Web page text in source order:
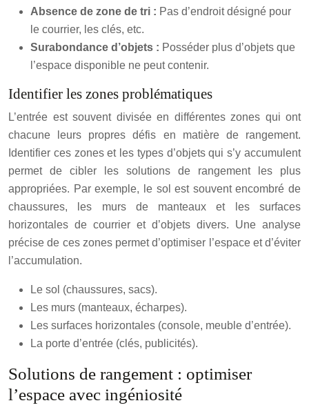
Absence de zone de tri : Pas d’endroit désigné pour
le courrier, les clés, etc.
Surabondance d’objets : Posséder plus d’objets que
l’espace disponible ne peut contenir.
Identifier les zones problématiques
L’entrée est souvent divisée en différentes zones qui ont
chacune leurs propres défis en matière de rangement.
Identifier ces zones et les types d’objets qui s’y accumulent
permet de cibler les solutions de rangement les plus
appropriées. Par exemple, le sol est souvent encombré de
chaussures, les murs de manteaux et les surfaces
horizontales de courrier et d’objets divers. Une analyse
précise de ces zones permet d’optimiser l’espace et d’éviter
l’accumulation.
Le sol (chaussures, sacs).
Les murs (manteaux, écharpes).
Les surfaces horizontales (console, meuble d’entrée).
La porte d’entrée (clés, publicités).
Solutions de rangement : optimiser
l’espace avec ingéniosité